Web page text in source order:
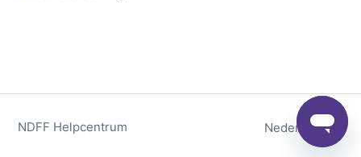
NDFF Helpcentrum Nederlands